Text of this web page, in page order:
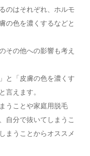
のはそれぞれ、ホルモ
の色を濃くするなどと
その他への影響も考え
と「皮膚の色を濃くす
言えます。
うことや家庭用脱毛
自分で抜いてしまうこ
まうことからオススメ